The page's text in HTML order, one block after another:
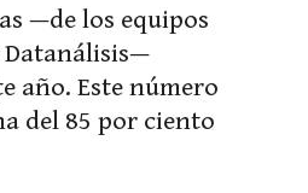
—de los equipos
Datanálisis—
año. Este número
del 85 por ciento